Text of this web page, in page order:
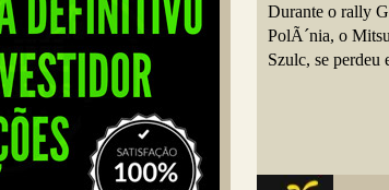
Durante o rally
PolÃ´nia, o
Szulc, se perdeu